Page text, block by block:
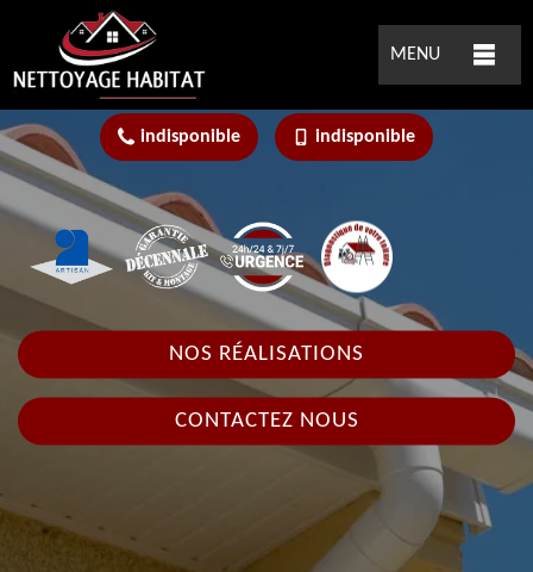
MENU
indisponible indisponible
NOS RÉALISATIONS
CONTACTEZ NOUS